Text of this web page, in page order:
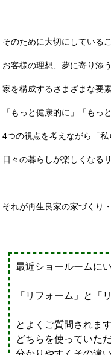
そのために大切にしている
お客様の理想、夢に寄り添
家を構成するさまざまな要
「もっと健康的に」「もっ
4つの視点を考えながら「私
日々の暮らしが楽しくなる
それが再生良家の家づくり
最近ショールームに
「リフォーム」と「
とよくご質問されます
どちらを使っていた